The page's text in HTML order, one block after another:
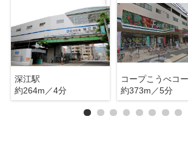
深江駅
約264m／4分
約373m／5分